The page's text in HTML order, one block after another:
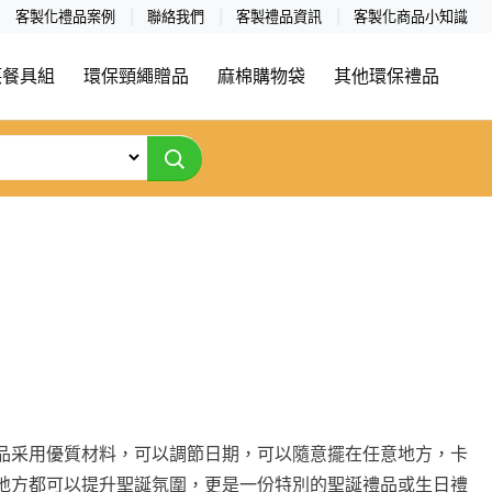
客製化禮品案例 聯絡我們 客製禮品資訊 客製化商品小知識
具組 環保頸繩贈品 麻棉購物袋 其他環保禮品
采用優質材料，可以調節日期，可以隨意擺在任意地方，卡
方都可以提升聖誕氛圍，更是一份特別的聖誕禮品或生日禮